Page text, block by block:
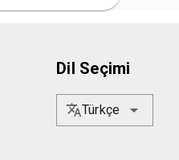
Dil Seçimi
Türkçe